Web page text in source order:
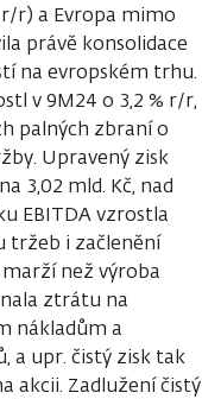
r/r) a Evropa mimo
právě konsolidace
na evropském trhu.
v 9M24 o 3,2 % r/r,
palných zbraní o
Upravený zisk
3,02 mld. Kč, nad
EBITDA vzrostla
tržeb i začlenění
marží než výroba
ztrátu na
nákladům a
a upr. čistý zisk tak
akcii. Zadlužení čistý